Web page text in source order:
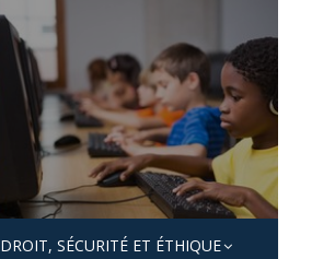
DROIT, SÉCURITÉ ET ÉTHIQUE